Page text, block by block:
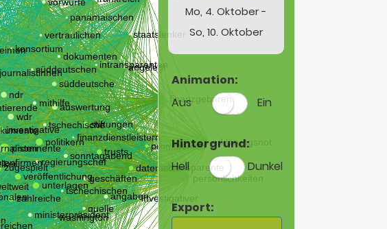
Mo, 4. Oktober -
So, 10. Oktober
Animation:
Aus
Ein
Hintergrund:
Hell
Dunkel
Export: